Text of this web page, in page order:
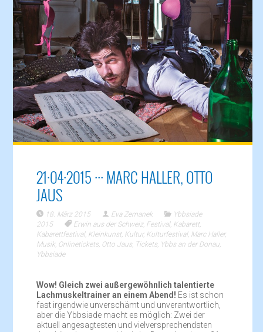
21·04·2015 ··· MARC HALLER, OTTO
JAUS
18. März 2015 Eva Zemanek
Ybbsiade
2015
Erwin aus der Schweiz, Festival, Kabarett,
Kabarettfestival, Kleinkunst, Kultur, Kulturfestival, Marc Haller,
Musik, Onlinetickets, Otto Jaus, Tickets, Ybbs an der Donau,
Ybbsiade
Wow! Gleich zwei außergewöhnlich talentierte
Lachmuskeltrainer an einem Abend! Es ist schon
fast irgendwie unverschämt und unverantwortlich,
aber die Ybbsiade macht es möglich: Zwei der
aktuell angesagtesten und vielversprechendsten